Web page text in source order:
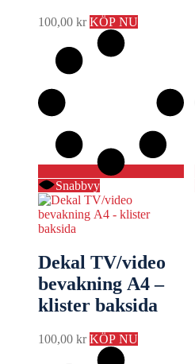
100,00 kr KÖP NU
Snabbvy
Dekal TV/video
bevakning A4 –
klister baksida
100,00 kr KÖP NU